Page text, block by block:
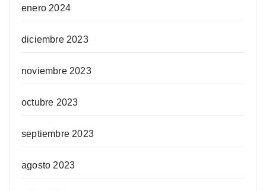
enero 2024
diciembre 2023
noviembre 2023
octubre 2023
septiembre 2023
agosto 2023